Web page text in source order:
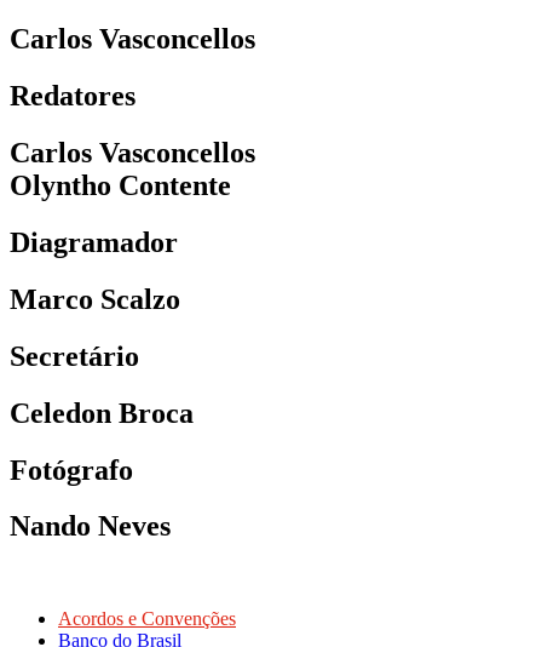
Carlos Vasconcellos
Redatores
Carlos Vasconcellos
Olyntho Contente
Diagramador
Marco Scalzo
Secretário
Celedon Broca
Fotógrafo
Nando Neves
Acordos e Convenções
Banco do Brasil